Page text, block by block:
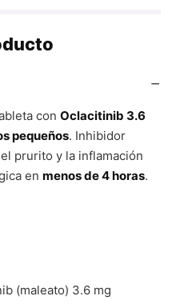
−
con Oclacitinib 3.6
pequeños. Inhibidor
prurito y la inflamación
en menos de 4 horas.
(maleato) 3.6 mg